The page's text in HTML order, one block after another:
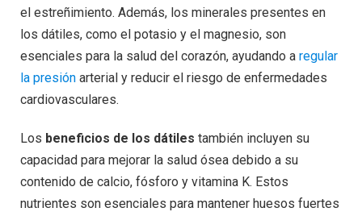
el estreñimiento. Además, los minerales presentes en
los dátiles, como el potasio y el magnesio, son
esenciales para la salud del corazón, ayudando a regular
la presión arterial y reducir el riesgo de enfermedades
cardiovasculares.
Los beneficios de los dátiles también incluyen su
capacidad para mejorar la salud ósea debido a su
contenido de calcio, fósforo y vitamina K. Estos
nutrientes son esenciales para mantener huesos fuertes